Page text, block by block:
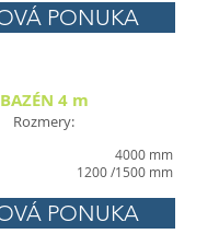
PONUKA
BAZÉN 4 m
Rozmery:
4000 mm
1200 /1500 mm
PONUKA